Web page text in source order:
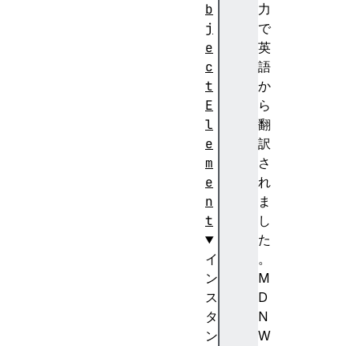
力
で
英
語
か
ら
翻
訳
さ
れ
ま
し
た
。
M
D
N
W
b
j
e
c
t
E
l
e
m
e
n
t
イ
ン
ス
タ
ン